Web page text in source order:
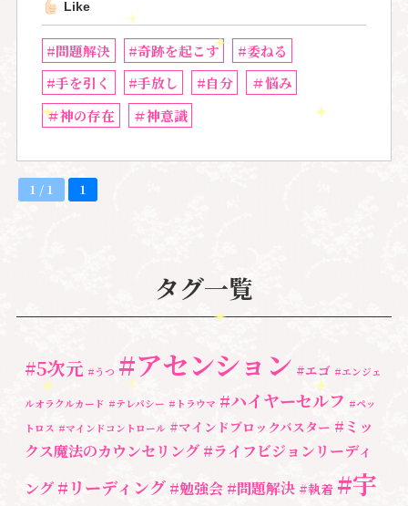
Like
#問題解決 #奇跡を起こす
#委ねる
#手を引く
#手放し #自分
＃悩み
＃神の存在
＃神意識
1 / 1 1
タグ一覧
#5次元 #うつ #アセンション #エゴ #エンジェ
ルオラクルカード #テレパシー #トラウマ #ハイヤーセルフ #ペッ
トロス #マインドコントロール #マインドブロックバスター #ミッ
クス魔法のカウンセリング #ライフビジョンリーディ
ング #リーディング #勉強会 #問題解決 #執着 #宇